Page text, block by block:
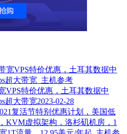
VPS特价优惠，土耳其数据中
超大带宽2023-02-28